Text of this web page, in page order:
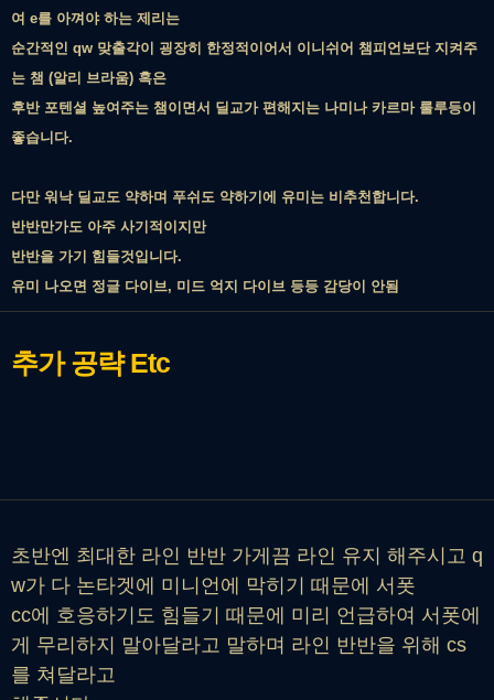
여 e를 아껴야 하는 제리는
순간적인 qw 맞출각이 굉장히 한정적이어서 이니쉬어 챔피언보단 지켜주
는 챔 (알리 브라움) 혹은
후반 포텐셜 높여주는 챔이면서 딜교가 편해지는 나미나 카르마 룰루등이
좋습니다.
다만 워낙 딜교도 약하며 푸쉬도 약하기에 유미는 비추천합니다.
반반만가도 아주 사기적이지만
반반을 가기 힘들것입니다.
유미 나오면 정글 다이브, 미드 억지 다이브 등등 감당이 안됨
추가 공략Etc
초반엔 최대한 라인 반반 가게끔 라인 유지 해주시고 q
w가 다 논타겟에 미니언에 막히기 때문에 서폿
cc에 호응하기도 힘들기 때문에 미리 언급하여 서폿에
게 무리하지 말아달라고 말하며 라인 반반을 위해 cs
를 쳐달라고